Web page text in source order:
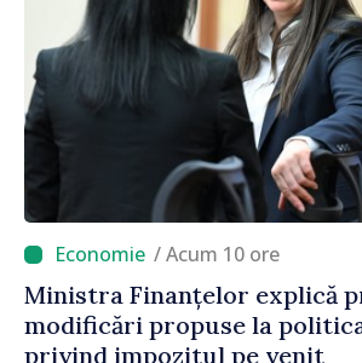
/ Acum 10 ore
Ministra Finanțelor explică
modificări propuse la
privind impozitul pe venit